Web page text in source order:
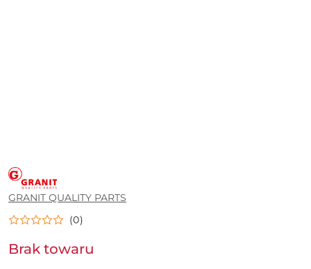
GRANIT
QUALITY
PARTS
GRANIT QUALITY PARTS
(0)
Brak towaru